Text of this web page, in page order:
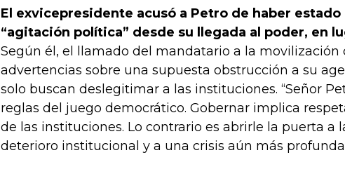
El exvicepresidente acusó a Petro de haber
“agitación política” desde su llegada al poder, en
Según él, el llamado del mandatario a la movilización
advertencias sobre una supuesta obstrucción a su
solo buscan deslegitimar a las instituciones. “Señor
reglas del juego democrático. Gobernar implica
de las instituciones. Lo contrario es abrirle la puerta a
deterioro institucional y a una crisis aún más